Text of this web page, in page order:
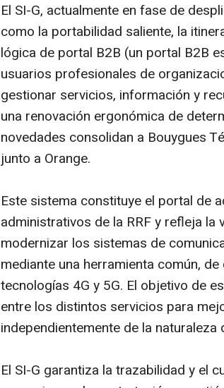
El SI-G, actualmente en fase de
como la portabilidad saliente, la
lógica de portal B2B (un portal B2B
usuarios profesionales de
gestionar servicios, información y
una renovación ergonómica de
novedades consolidan a Bouygues
junto a Orange.
Este sistema constituye el portal de
administrativos de la RRF y refleja
modernizar los sistemas de
mediante una herramienta común,
tecnologías 4G y 5G. El objetivo de
entre los distintos servicios para
independientemente de la naturaleza
El SI-G garantiza la trazabilidad y el